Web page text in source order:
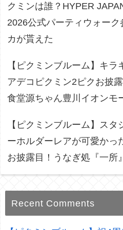
クミンは誰？HYPER
2026公式パーティウォーク
カが貰えた
【ピクミンブルーム】キラ
アデコピクミン2ピクお披
食堂源ちゃん豊川イオンモ
【ピクミンブルーム】スタ
ーホルダーレアが可愛かっ
お披露目！うなぎ処『一所』
Recent Comments